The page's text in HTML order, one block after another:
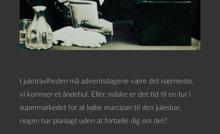
I juletravlheden må adventsdagene være det nærmeste,
vi kommer et åndehul. Eller, måske er det tid til en tur i
supermarkedet for at købe marcipan til den julestue,
nogen har planlagt uden at fortælle dig om det?